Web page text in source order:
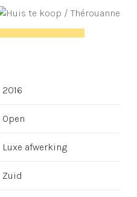
2016
Open
Luxe afwerking
Zuid